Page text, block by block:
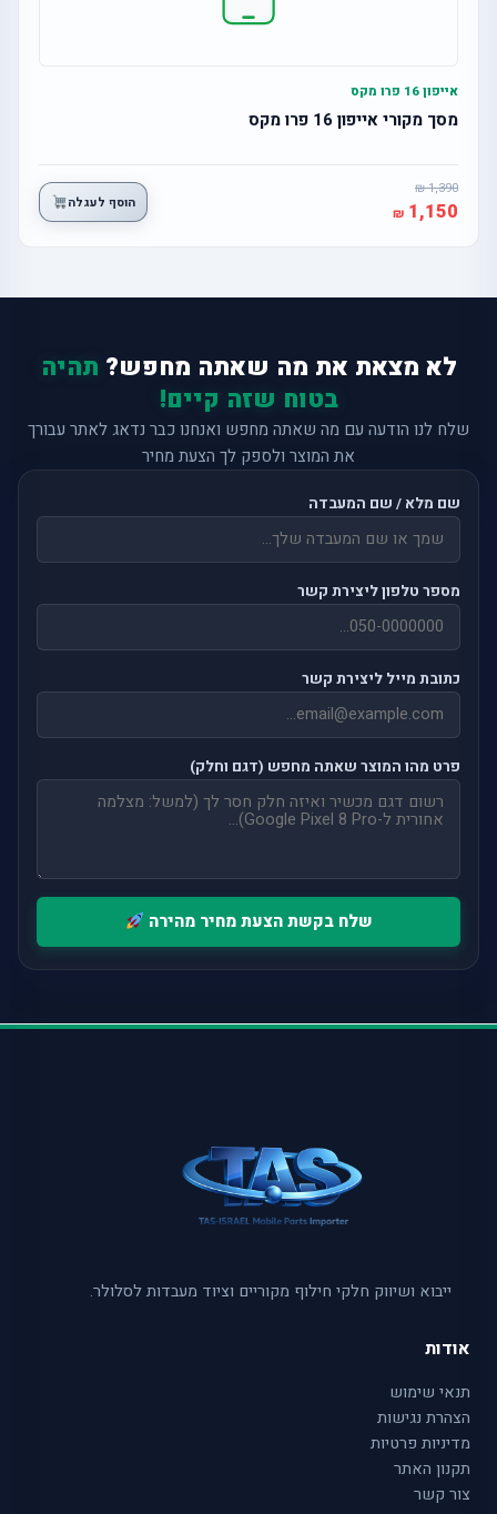
אייפון 16 פרו מקס
מסך מקורי אייפון 16 פרו מקס
1,390
1,150 הוסף לעגלה
לא מצאת את מה שאתה מחפש? תהיה
בטוח שזה קיים!
שלח לנו הודעה עם מה שאתה מחפש ואנחנו כבר נדאג לאתר עבורך
את המוצר ולספק לך הצעת מחיר
שם מלא / שם המעבדה
מספר טלפון ליצירת קשר
כתובת מייל ליצירת קשר
פרט מהו המוצר שאתה מחפש (דגם וחלק)
שלח בקשת הצעת מחיר מהירה
ייבוא ושיווק חלקי חילוף מקוריים וציוד מעבדות לסלולר.
אודות
תנאי שימוש
הצהרת נגישות
מדיניות פרטיות
תקנון האתר
צור קשר